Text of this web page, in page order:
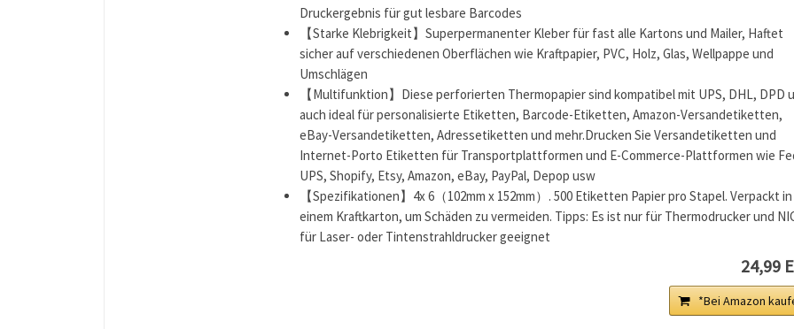
Druckergebnis für gut lesbare Barcodes
【Starke Klebrigkeit】Superpermanenter Kleber für fast alle Kartons und Mailer, Haftet
sicher auf verschiedenen Oberflächen wie Kraftpapier, PVC, Holz, Glas, Wellpappe und
Umschlägen
【Multifunktion】Diese perforierten Thermopapier sind kompatibel mit UPS, DHL, DPD
auch ideal für personalisierte Etiketten, Barcode-Etiketten, Amazon-Versandetiketten,
eBay-Versandetiketten, Adressetiketten und mehr.Drucken Sie Versandetiketten und
Internet-Porto Etiketten für Transportplattformen und E-Commerce-Plattformen wie
UPS, Shopify, Etsy, Amazon, eBay, PayPal, Depop usw
【Spezifikationen】4x 6（102mm x 152mm）. 500 Etiketten Papier pro Stapel. Verpackt in
einem Kraftkarton, um Schäden zu vermeiden. Tipps: Es ist nur für Thermodrucker und
für Laser- oder Tintenstrahldrucker geeignet
24,99
*Bei Amazon